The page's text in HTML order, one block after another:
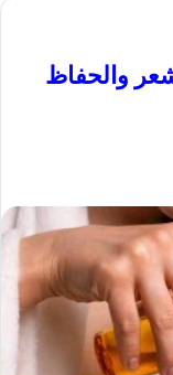
والحفاظ